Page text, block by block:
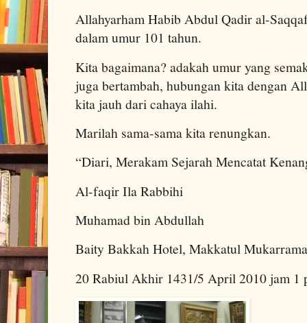
Allahyarham Habib Abdul Qadir al-
dalam umur 101 tahun.
Kita bagaimana? adakah umur yang
juga bertambah, hubungan kita dengan
kita jauh dari cahaya ilahi.
Marilah sama-sama kita renungkan.
“Diari, Merakam Sejarah Mencatat
Al-faqir Ila Rabbihi
Muhamad bin Abdullah
Baity Bakkah Hotel, Makkatul
20 Rabiul Akhir 1431/5 April 2010 jam 1